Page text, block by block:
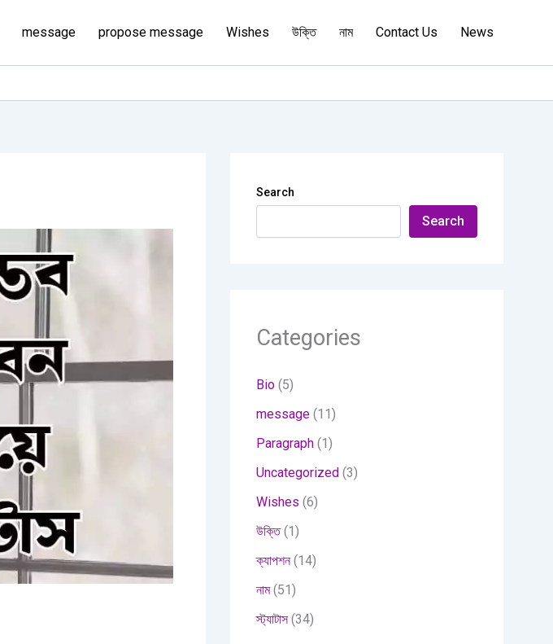
message propose message Wishes উক্তি নাম Contact Us News
Search
Search
Categories
Bio(5)
message(11)
Paragraph(1)
Uncategorized(3)
Wishes (6)
উক্তি(1)
ক্যাপশন(14)
নাম(51)
স্ট্যাটাস(34)